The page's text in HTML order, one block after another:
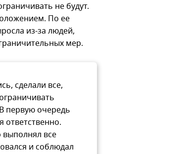
не будут.
По ее
из-за людей,
мер.
сделали все,
первую очередь
ответственно.
все
и соблюдал